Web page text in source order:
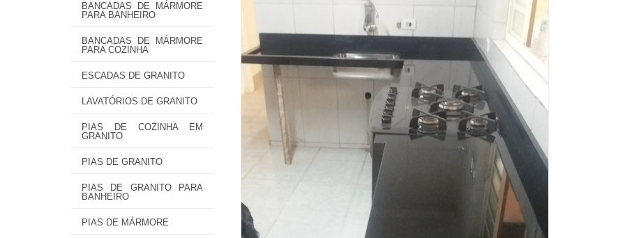
BANCADAS DE MÁRMORE
PARA BANHEIRO
BANCADAS DE MÁRMORE
PARA COZINHA
ESCADAS DE GRANITO
LAVATÓRIOS DE GRANITO
PIAS DE COZINHA EM
GRANITO
PIAS DE GRANITO
PIAS DE GRANITO PARA
BANHEIRO
PIAS DE MÁRMORE